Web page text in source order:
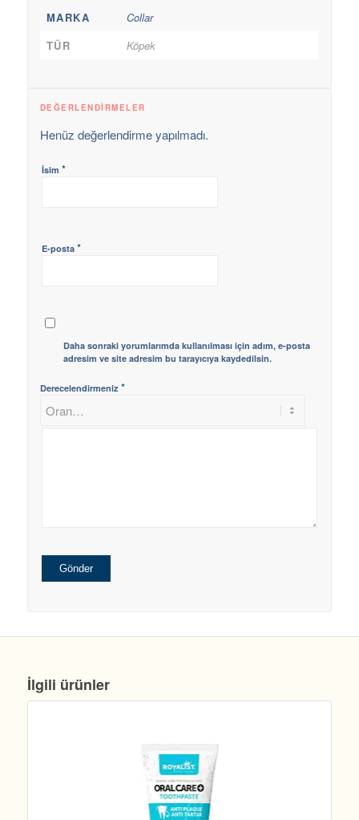
MARKA
Collar
TÜR
Köpek
DEĞERLENDIRMELER
Henüz değerlendirme yapılmadı.
İsim *
E-posta *
Daha sonraki yorumlarımda kullanılması için adım, e-posta
adresim ve site adresim bu tarayıcıya kaydedilsin.
Derecelendirmeniz *
İlgili ürünler